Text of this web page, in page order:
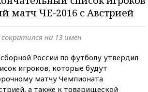
матч ЧЕ-2016 с Австрией
на 13 имен
России по футболу утвердил
игроков, которые будут
матчу Чемпионата
а также к товарищеской